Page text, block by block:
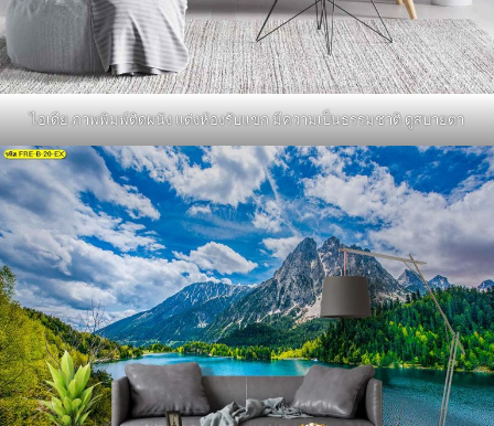
ไอเดีย ภาพพิมพ์ติดผนัง แต่งห้องรับแขก มีความเป็นธรรมชาติ ดูสบายตา